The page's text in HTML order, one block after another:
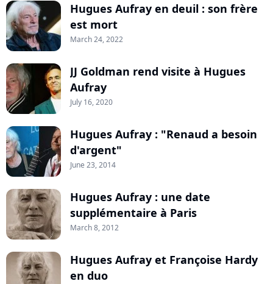
Hugues Aufray en deuil : son frère
est mort
March 24, 2022
JJ Goldman rend visite à Hugues
Aufray
July 16, 2020
Hugues Aufray : "Renaud a besoin
d'argent"
June 23, 2014
Hugues Aufray : une date
supplémentaire à Paris
March 8, 2012
Hugues Aufray et Françoise Hardy
en duo